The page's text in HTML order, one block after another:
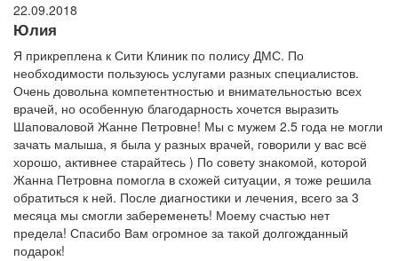
22.09.2018
Юлия
Я прикреплена к Сити Клиник по полису ДМС. По
необходимости пользуюсь услугами разных специалистов.
Очень довольна компетентностью и внимательностью всех
врачей, но особенную благодарность хочется выразить
Шаповаловой Жанне Петровне! Мы с мужем 2.5 года не могли
зачать малыша, я была у разных врачей, говорили у вас всё
хорошо, активнее старайтесь ) По совету знакомой, которой
Жанна Петровна помогла в схожей ситуации, я тоже решила
обратиться к ней. После диагностики и лечения, всего за 3
месяца мы смогли забеременеть! Моему счастью нет
предела! Спасибо Вам огромное за такой долгожданный
подарок!